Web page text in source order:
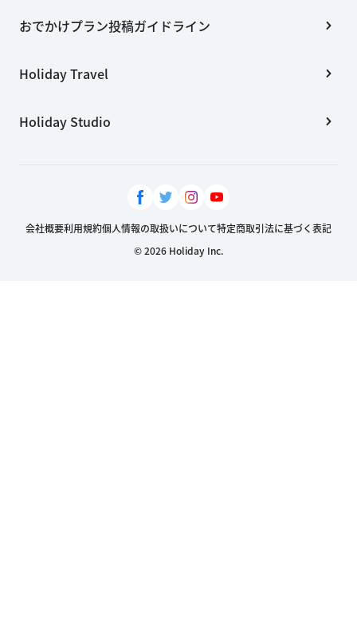
おでかけプラン投稿ガイドライン
Holiday Travel
Holiday Studio
会社概要利用規約個人情報の取扱いについて特定商取引法に基づく表記
© 2026 Holiday Inc.